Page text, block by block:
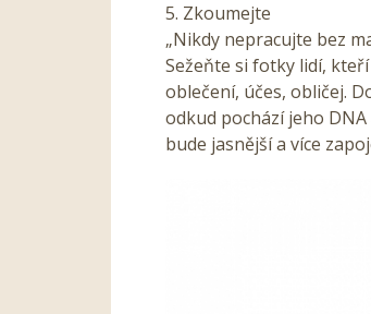
5. Zkoumejte
„Nikdy nepracujte bez
Sežeňte si fotky lidí,
oblečení, účes, obličej.
odkud pochází jeho
bude jasnější a více